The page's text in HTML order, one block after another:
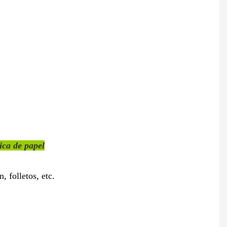
de papel
folletos, etc.